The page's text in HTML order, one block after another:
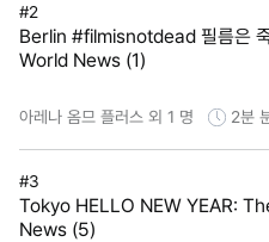
#2
Berlin #filmisnotdead 필름은
World News (1)
아레나 옴므 플러스 외 1 명 2분
#3
Tokyo HELLO NEW YEAR:
News (5)